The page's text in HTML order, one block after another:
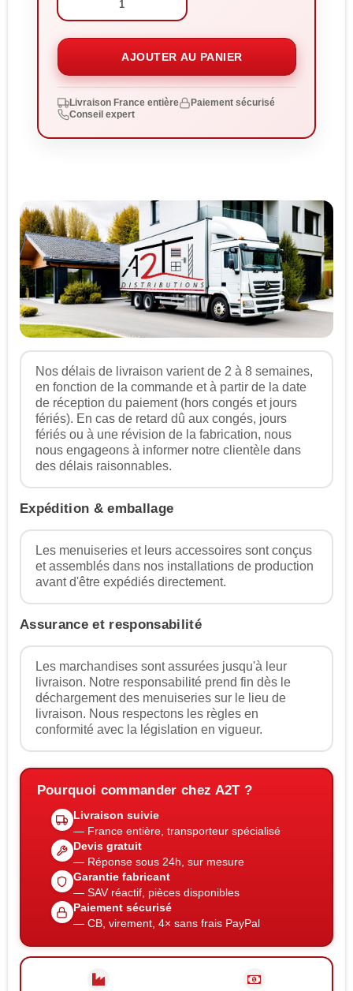
Quantité:
AJOUTER AU PANIER
Livraison France entière
Paiement sécurisé
Conseil expert
Nos délais de livraison varient de 2 à 8 semaines,
en fonction de la commande et à partir de la date
de réception du paiement (hors congés et jours
fériés). En cas de retard dû aux congés, jours
fériés ou à une révision de la fabrication, nous
nous engageons à informer notre clientèle dans
des délais raisonnables.
Expédition & emballage
Les menuiseries et leurs accessoires sont conçus
et assemblés dans nos installations de production
avant d'être expédiés directement.
Assurance et responsabilité
Les marchandises sont assurées jusqu'à leur
livraison. Notre responsabilité prend fin dès le
déchargement des menuiseries sur le lieu de
livraison. Nous respectons les règles en
conformité avec la législation en vigueur.
Pourquoi commander chez A2T ?
Livraison suivie
— France entière, transporteur spécialisé
Devis gratuit
— Réponse sous 24h, sur mesure
Garantie fabricant
— SAV réactif, pièces disponibles
Paiement sécurisé
— CB, virement, 4× sans frais PayPal